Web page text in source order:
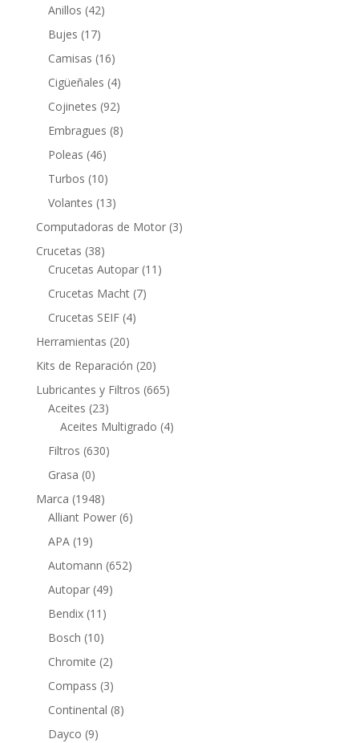
Anillos 4242
Bujes 1717
productos
Camisas 1616
productos
Cigüeñales 44
productos
Cojinetes 9292
productos
Embragues 88
Poleas 4646
productos
Turbos 1010
productos
Volantes 1313
productos
Computadoras de Motor 33
Crucetas 3838
productos
Crucetas Autopar 11 11
Crucetas Macht 77
Crucetas SEIF 44
Herramientas 2020
productos
Kits de Reparación 2020
productos
Lubricantes y Filtros 665665
Aceites 2323
productos
Aceites Multigrado 44
Filtros 630630
Grasa 00
productos
Marca 19481948
productos
Alliant Power 66
APA 1919
productos
Automann 652652
Autopar 4949
Bendix 11 11
productos
Bosch 1010
productos
Chromite 22
productos
Compass 33
productos
Continental 88
Dayco 99